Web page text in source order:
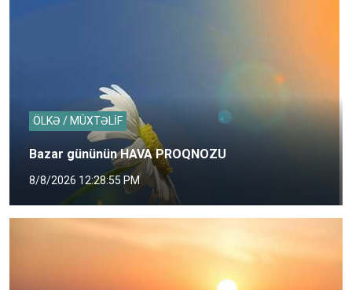
ÖLKƏ / MÜXTƏLİF
Bazar gününün HAVA PROQNOZU
8/8/2026 12:28:55 PM